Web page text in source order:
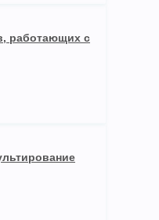
работающих с